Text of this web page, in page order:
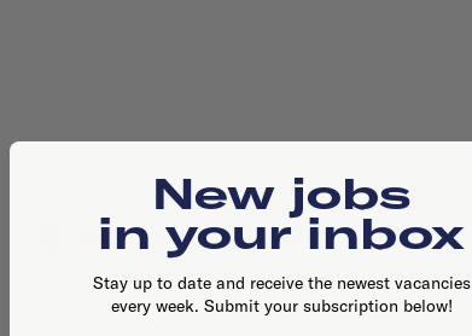
Maanweg 174 , 2516AB, Den Haag
New jobs
in your inbox
Stay up to date and receive the newest vacancies
every week. Submit your subscription below!